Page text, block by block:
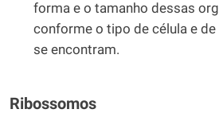
forma e o tamanho dessas
conforme o tipo de célula e
se encontram.
Ribossomos